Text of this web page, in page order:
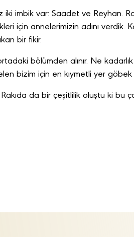
imbik var: Saadet ve Reyhan.
için annelerimizin adını verdik.
bir fikir.
bölümden alınır. Ne kadarlık
bizim için en kıymetli yer göbek
da bir çeşitlilik oluştu ki bu